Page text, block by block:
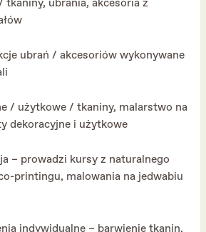
ubrania, akcesoria z
ubrań / akcesoriów wykonywane
/ użytkowe / tkaniny, malarstwo na
dekoracyjne i użytkowe
– prowadzi kursy z naturalnego
printingu, malowania na jedwabiu
indywidualne – barwienie tkanin,